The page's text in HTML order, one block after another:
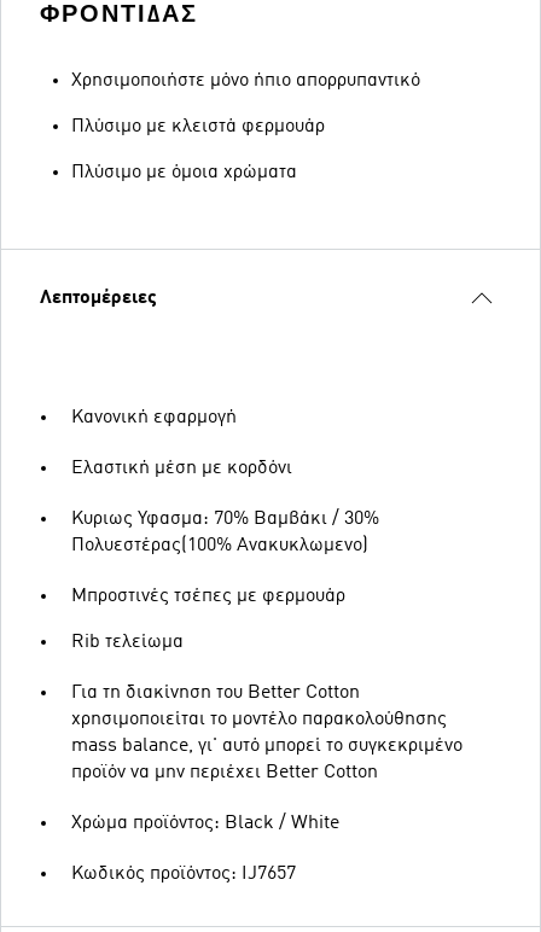
ΦΡΟΝΤΊΔΑΣ
Χρησιμοποιήστε μόνο ήπιο απορρυπαντικό
Πλύσιμο με κλειστά φερμουάρ
Πλύσιμο με όμοια χρώματα
Λεπτομέρειες
Κανονική εφαρμογή
Ελαστική μέση με κορδόνι
Κυριως Υφασμα: 70% Βαμβάκι / 30%
Πολυεστέρας(100% Ανακυκλωμενο)
Μπροστινές τσέπες με φερμουάρ
Rib τελείωμα
Για τη διακίνηση του Better Cotton
χρησιμοποιείται το μοντέλο παρακολούθησης
mass balance, γι' αυτό μπορεί το συγκεκριμένο
προϊόν να μην περιέχει Better Cotton
Χρώμα προϊόντος: Black / White
Κωδικός προϊόντος: IJ7657